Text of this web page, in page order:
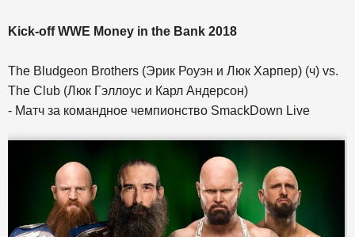
Kick-off WWE Money in the Bank 2018
The Bludgeon Brothers (Эрик Роуэн и Люк Харпер) (ч) vs.
The Club (Люк Гэллоус и Карл Андерсон)
- Матч за командное чемпионство SmackDown Live